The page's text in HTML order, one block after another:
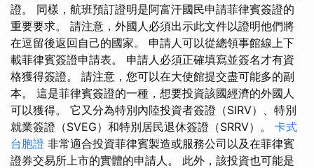
證。 同樣，航班預訂證明是阿富汗國民申請菲律賓簽證的
重要要求。 請注意，外國人必須出示此文件以證明他們將
在逗留後返回自己的國家。 申請人可以從總領事館線上下
載菲律賓簽證申請表。 申請人必須正確填寫並簽名才有資
格獲得簽證。 請注意，您可以在大使館提交盡可能多的副
本。 這是菲律賓簽證的一種，想要投資該國經濟的外國人
可以獲得。 它又分為特別內陸投資者簽證（SIRV）、特別
就業簽證（SVEG）和特別居民退休簽證（SRRV）。 卡式
台胞證 非常適合投資菲律賓製造或服務公司以及在菲律賓
證券交易所上市的實體的申請人。 此外，該投資也可能是